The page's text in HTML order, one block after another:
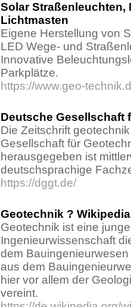
Solar Straßenleuchten,
Lichtmasten
Eigene Herstellung von
LED Wege- und
Innovative
Parkplätze.
https://www.geo-
Deutsche Gesellschaft
Die Zeitschrift
Gesellschaft für
herausgegeben ist
deutschsprachige
https://dggt.de/
Geotechnik ? Wikipedia
Geotechnik ist eine
Ingenieurwissenschaft
dem
aus dem
hier vor allem der
vereint.